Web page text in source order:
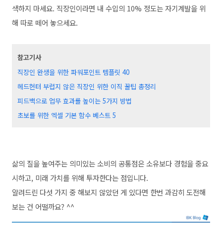
색하지 마세요. 직장인이라면 내 수입의 10% 정도는 자기계발을 위
해 따로 떼어 놓으세요.
참고기사
직장인 완생을 위한 파워포인트 템플릿 40
헤드헌터 부럽지 않은 직장인 위한 이직 꿀팁 총정리
피드백으로 업무 효과를 높이는 5가지 방법
초보를 위한 엑셀 기본 함수 베스트 5
삶의 질을 높여주는 의미있는 소비의 공통점은소유보다 경험을 중요
시하고, 미래 가치를 위해 투자한다는 점입니다.
알려드린 다섯 가지 중 해보지 않았던 게 있다면 한번 과감히 도전해
보는 건 어떨까요? ^^